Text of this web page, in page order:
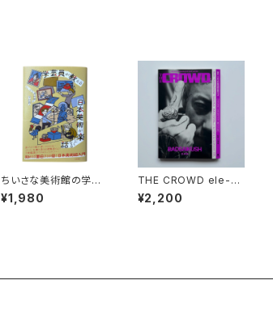
ちいさな美術館の学芸
員 - 学芸員が教える日
本美術が楽しくなる話
¥1,980
THE CROWD ele-ki
ng presents HIP HO
P JAPAN (ele-king
¥2,200